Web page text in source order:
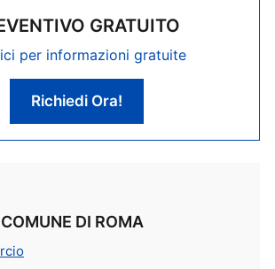
GRATUITO
per informazioni gratuite
Richiedi Ora!
DI ROMA